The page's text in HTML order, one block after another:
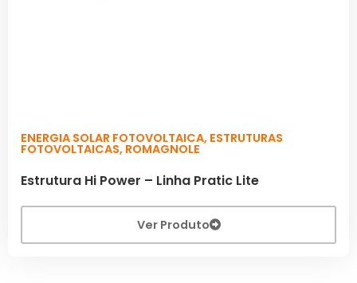
ENERGIA SOLAR FOTOVOLTAICA, ESTRUTURAS
FOTOVOLTAICAS, ROMAGNOLE
Estrutura Hi Power – Linha Pratic Lite
Ver Produto